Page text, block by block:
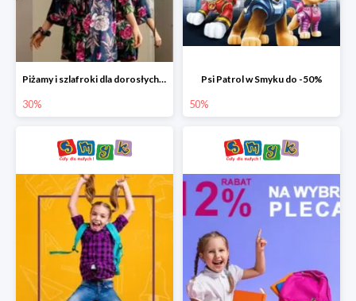
Piżamy i szlafroki dla dorosłych w Smyku do -30%
30%
Psi Patrol w Smyku do -50%
50%